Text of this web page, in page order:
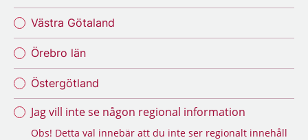
Västra Götaland
Örebro län
Östergötland
Jag vill inte se någon regional information
Obs! Detta val innebär att du inte ser regionalt innehåll